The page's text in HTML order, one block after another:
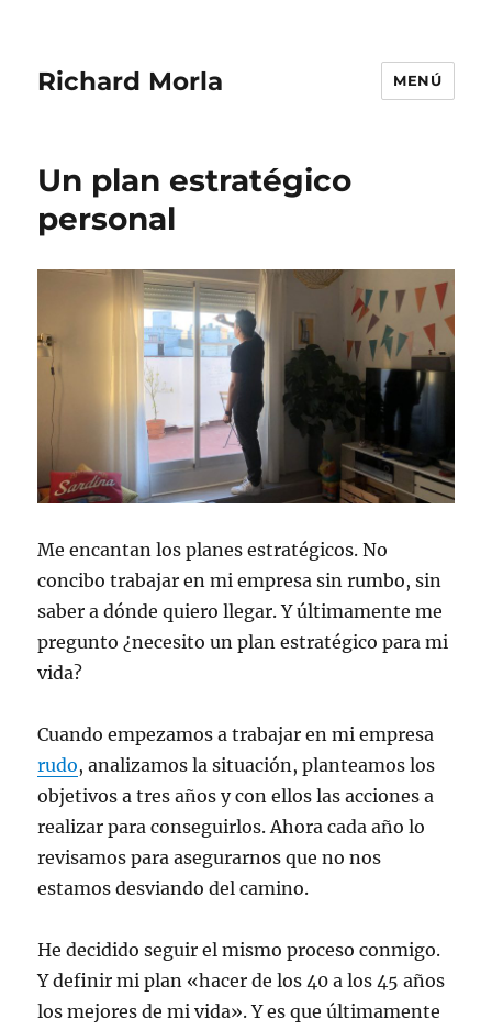
Richard Morla MENÚ
Un plan estratégico
personal
Me encantan los planes estratégicos. No
concibo trabajar en mi empresa sin rumbo, sin
saber a dónde quiero llegar. Y últimamente me
pregunto ¿necesito un plan estratégico para mi
vida?
Cuando empezamos a trabajar en mi empresa
rudo, analizamos la situación, planteamos los
objetivos a tres años y con ellos las acciones a
realizar para conseguirlos. Ahora cada año lo
revisamos para asegurarnos que no nos
estamos desviando del camino.
He decidido seguir el mismo proceso conmigo.
Y definir mi plan «hacer de los 40 a los 45 años
los mejores de mi vida». Y es que últimamente